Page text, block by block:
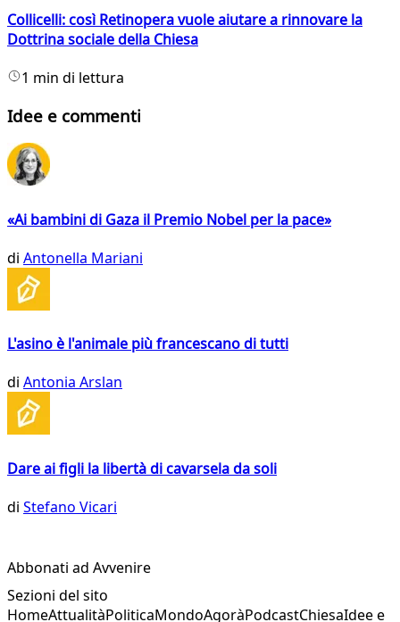
Collicelli: così Retinopera vuole aiutare a rinnovare la
Dottrina sociale della Chiesa
1 min di lettura
Idee e commenti
«Ai bambini di Gaza il Premio Nobel per la pace»
di Antonella Mariani
L'asino è l'animale più francescano di tutti
di Antonia Arslan
Dare ai figli la libertà di cavarsela da soli
di Stefano Vicari
Abbonati ad Avvenire
Sezioni del sito
HomeAttualitàPoliticaMondoAgoràPodcastChiesaIdee e